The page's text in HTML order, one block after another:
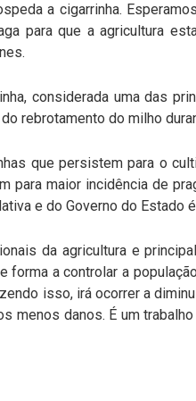
a cigarrinha.
para que a agricultura
considerada uma das
rebrotamento do milho
que persistem para o
para maior incidência de
e do Governo do Estado
da agricultura e
a controlar a
isso, irá ocorrer a
menos danos. É um